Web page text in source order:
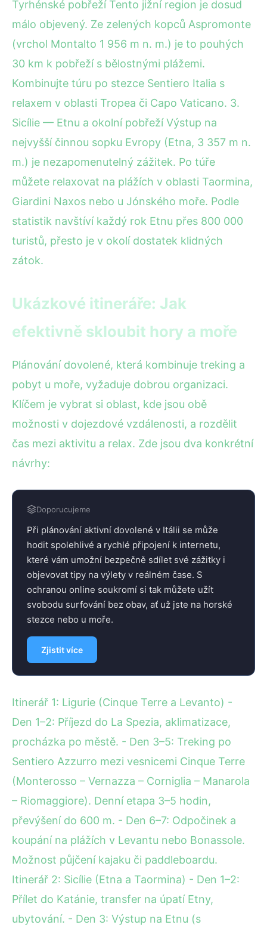
Tyrhénské pobřeží Tento jižní region je dosud
málo objevený. Ze zelených kopců Aspromonte
(vrchol Montalto 1 956 m n. m.) je to pouhých
30 km k pobřeží s bělostnými plážemi.
Kombinujte túru po stezce Sentiero Italia s
relaxem v oblasti Tropea či Capo Vaticano. 3.
Sicílie — Etnu a okolní pobřeží Výstup na
nejvyšší činnou sopku Evropy (Etna, 3 357 m n.
m.) je nezapomenutelný zážitek. Po túře
můžete relaxovat na plážích v oblasti Taormina,
Giardini Naxos nebo u Jónského moře. Podle
statistik navštíví každý rok Etnu přes 800 000
turistů, přesto je v okolí dostatek klidných
zátok.
Ukázkové itineráře: Jak
efektivně skloubit hory a moře
Plánování dovolené, která kombinuje treking a
pobyt u moře, vyžaduje dobrou organizaci.
Klíčem je vybrat si oblast, kde jsou obě
možnosti v dojezdové vzdálenosti, a rozdělit
čas mezi aktivitu a relax. Zde jsou dva konkrétní
návrhy:
Doporucujeme
Při plánování aktivní dovolené v Itálii se může
hodit spolehlivé a rychlé připojení k internetu,
které vám umožní bezpečně sdílet své zážitky i
objevovat tipy na výlety v reálném čase. S
ochranou online soukromí si tak můžete užít
svobodu surfování bez obav, ať už jste na horské
stezce nebo u moře.
Zjistit více
Itinerář 1: Ligurie (Cinque Terre a Levanto) -
Den 1–2: Příjezd do La Spezia, aklimatizace,
procházka po městě. - Den 3–5: Treking po
Sentiero Azzurro mezi vesnicemi Cinque Terre
(Monterosso – Vernazza – Corniglia – Manarola
– Riomaggiore). Denní etapa 3–5 hodin,
převýšení do 600 m. - Den 6–7: Odpočinek a
koupání na plážích v Levantu nebo Bonassole.
Možnost půjčení kajaku či paddleboardu.
Itinerář 2: Sicílie (Etna a Taormina) - Den 1–2:
Přílet do Katánie, transfer na úpatí Etny,
ubytování. - Den 3: Výstup na Etnu (s